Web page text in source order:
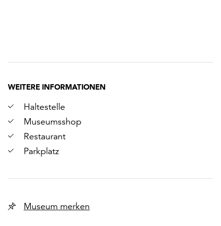
WEITERE INFORMATIONEN
Haltestelle
Museumsshop
Restaurant
Parkplatz
Museum merken